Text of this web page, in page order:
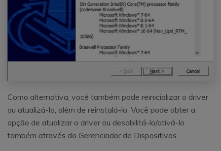
Como alternativa, você também pode reinicializar o driver
ou atualizá-lo, além de reinstalá-lo. Você pode obter a
opção de atualizar o driver ou desabilitá-lo/ativá-lo
também através do Gerenciador de Dispositivos.